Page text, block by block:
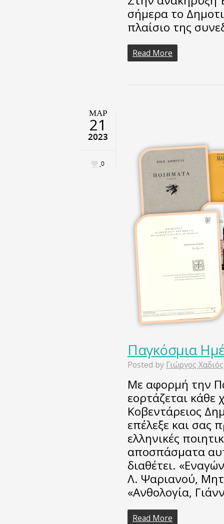
σήμερα το
πλαίσιο της
Read More
ΜΑΡ
21
2023
0
Παγκόσμια
Posted by Γιώργος Χαδιός
Με αφορμή την
εορτάζεται κάθε
Κοβεντάρειος
επέλεξε και σας
ελληνικές
αποσπάσματα
διαθέτει.
Λ. Ψαριανού,
«Ανθολογία,
Read More